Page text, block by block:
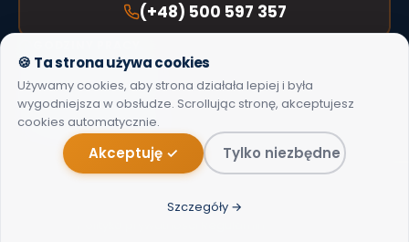
(+48) 500 597 357
Pn–Pt: 7:45–19:00
Sob: po umówieniu
E-MAIL
info@restartagd.pl
🍪 Ta strona używa cookies
Używamy cookies, aby strona działała lepiej i była
wygodniejsza w obsłudze. Scrollując stronę, akceptujesz
cookies automatycznie.
Akceptuję ✓ Tylko niezbędne
Szczegóły →